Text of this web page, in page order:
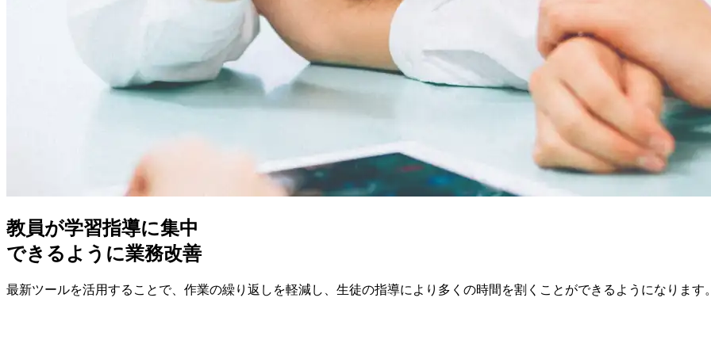
教員が学習指導に集中
できるように業務改善
最新ツールを活用することで、作業の繰り返しを軽減し、生徒の指導により多くの時間を割くことができるようになります